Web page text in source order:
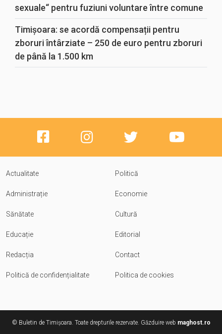
sexuale“ pentru fuziuni voluntare între comune
Timișoara: se acordă compensații pentru
zboruri întârziate – 250 de euro pentru zboruri
de până la 1.500 km
Actualitate Politică
Administrație Economie
Sănătate Cultură
Educație Editorial
Redacția Contact
Politică de confidențialitate Politica de cookies
© Buletin de Timișoara. Toate drepturile rezervate. Găzduire web maghost.ro